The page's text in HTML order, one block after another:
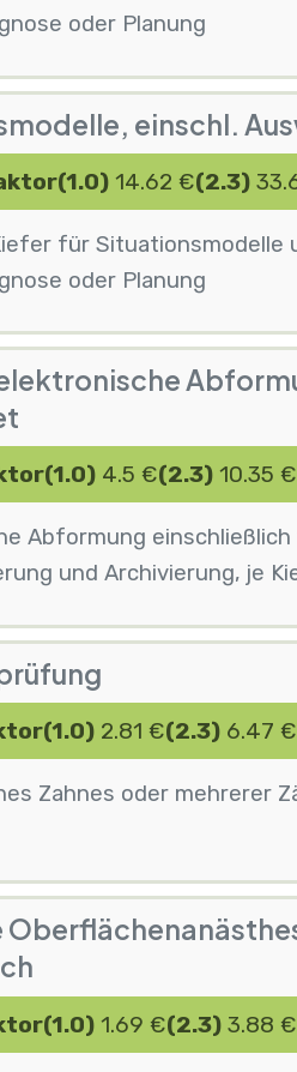
oder Planung
einschl.
(1.0)14.62 €(2.3)
für Situationsmodelle
oder Planung
(1.0)4.5 €(2.3)10.35 €
Abformung
und Archivierung, je
(1.0)2.81 €(2.3)6.47 €
Zahnes oder mehrerer
(1.0)1.69 €(2.3)3.88 €